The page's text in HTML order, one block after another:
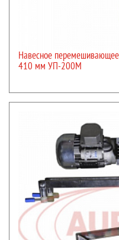
Навесное перемешивающее
410 мм УП-200М